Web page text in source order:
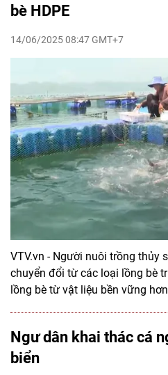
bè HDPE
14/06/2025 08:47 GMT+7
VTV.vn - Người nuôi trồng thủy
chuyển đổi từ các loại lồng bè
lồng bè từ vật liệu bền vững
Ngư dân khai thác cá
biển